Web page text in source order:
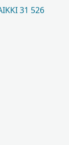
31 526